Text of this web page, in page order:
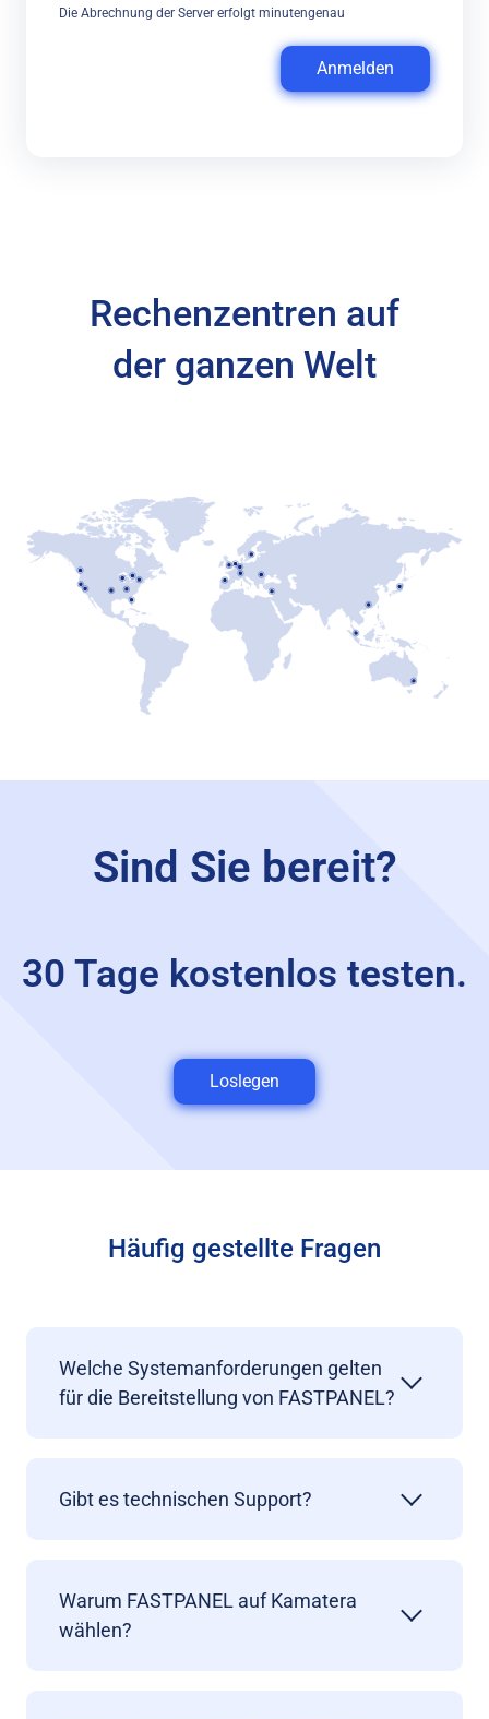
Die Abrechnung der Server erfolgt minutengenau
Anmelden
Rechenzentren auf
der ganzen Welt
Sind Sie bereit?
30 Tage kostenlos testen.
Loslegen
Häufig gestellte Fragen
Welche Systemanforderungen gelten
für die Bereitstellung von FASTPANEL?
Gibt es technischen Support?
Warum FASTPANEL auf Kamatera
wählen?